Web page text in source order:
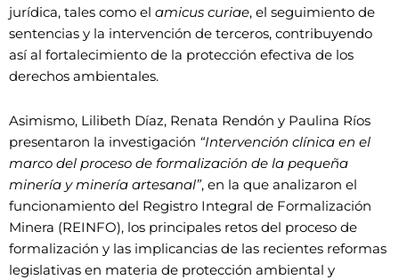
jurídica, tales como el amicus curiae, el seguimiento de
sentencias y la intervención de terceros, contribuyendo
así al fortalecimiento de la protección efectiva de los
derechos ambientales.
Asimismo, Lilibeth Díaz, Renata Rendón y Paulina Ríos
presentaron la investigación “Intervención clínica en el
marco del proceso de formalización de la pequeña
minería y minería artesanal”, en la que analizaron el
funcionamiento del Registro Integral de Formalización
Minera (REINFO), los principales retos del proceso de
formalización y las implicancias de las recientes reformas
legislativas en materia de protección ambiental y